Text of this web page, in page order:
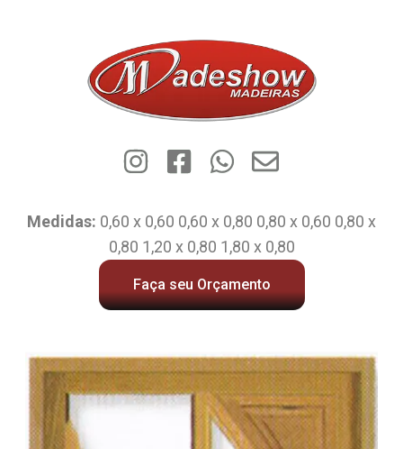
Medidas: 0,60 x 0,60 0,60 x 0,80 0,80 x 0,60 0,80 x
0,80 1,20 x 0,80 1,80 x 0,80
Faça seu Orçamento